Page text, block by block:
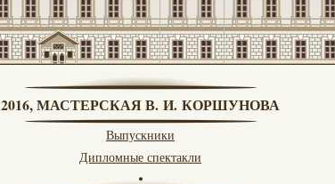
2016, МАСТЕРСКАЯ В. И. КОРШУНОВА
Выпускники
Дипломные спектакли